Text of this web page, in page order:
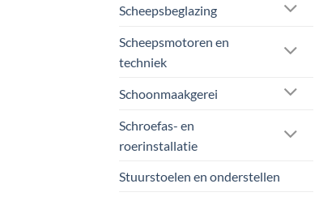
Scheepsbeglazing
Scheepsmotoren en
techniek
Schoonmaakgerei
Schroefas- en
roerinstallatie
Stuurstoelen en onderstellen